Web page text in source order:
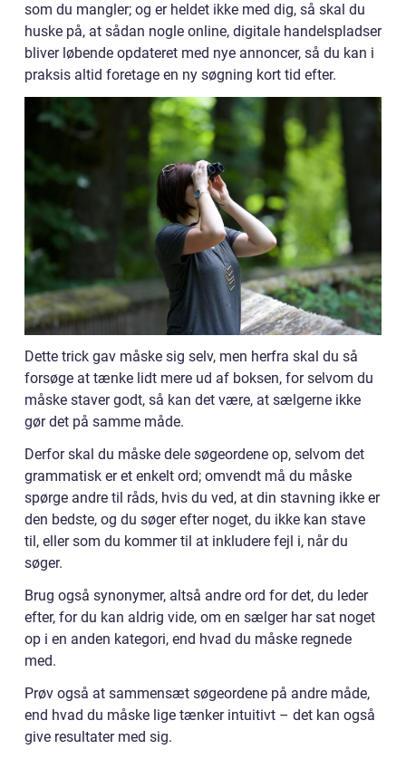
som du mangler; og er heldet ikke med dig, så skal du
huske på, at sådan nogle online, digitale handelspladser
bliver løbende opdateret med nye annoncer, så du kan i
praksis altid foretage en ny søgning kort tid efter.
Dette trick gav måske sig selv, men herfra skal du så
forsøge at tænke lidt mere ud af boksen, for selvom du
måske staver godt, så kan det være, at sælgerne ikke
gør det på samme måde.
Derfor skal du måske dele søgeordene op, selvom det
grammatisk er et enkelt ord; omvendt må du måske
spørge andre til råds, hvis du ved, at din stavning ikke er
den bedste, og du søger efter noget, du ikke kan stave
til, eller som du kommer til at inkludere fejl i, når du
søger.
Brug også synonymer, altså andre ord for det, du leder
efter, for du kan aldrig vide, om en sælger har sat noget
op i en anden kategori, end hvad du måske regnede
med.
Prøv også at sammensæt søgeordene på andre måde,
end hvad du måske lige tænker intuitivt – det kan også
give resultater med sig.